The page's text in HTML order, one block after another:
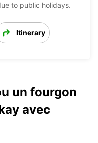
to public holidays.
Itinerary
un fourgon
avec